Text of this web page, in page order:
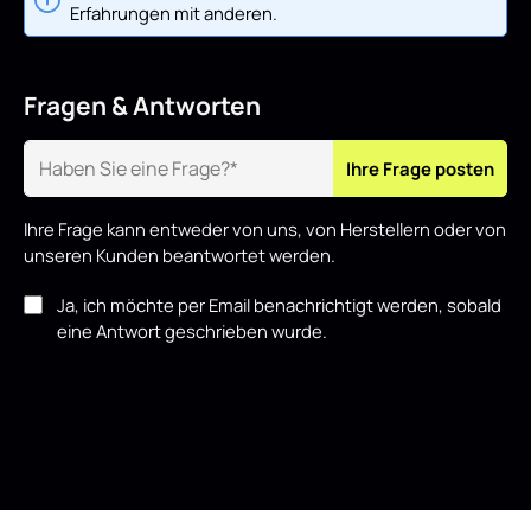
Erfahrungen mit anderen.
Fragen & Antworten
Ihre Frage posten
Ihre Frage kann entweder von uns, von Herstellern oder von
unseren Kunden beantwortet werden.
Ja, ich möchte per Email benachrichtigt werden, sobald
eine Antwort geschrieben wurde.